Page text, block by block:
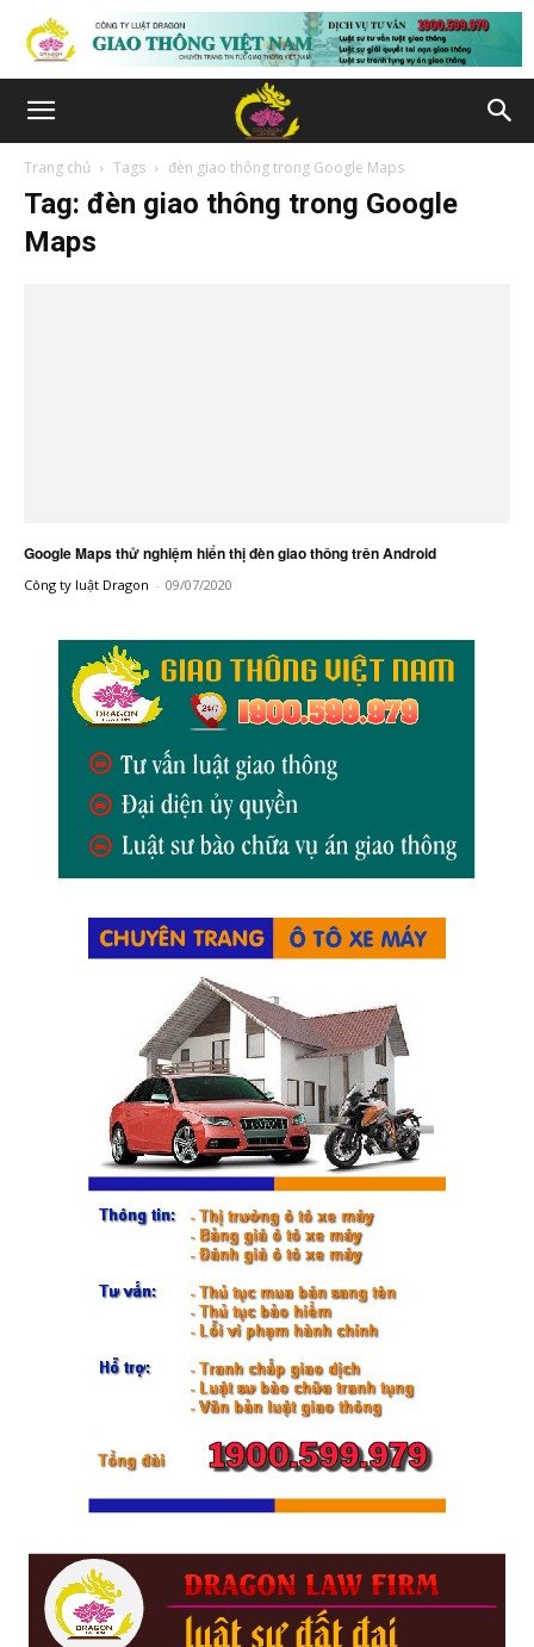
Trang chủ Tags đèn giao thông trong Google Maps
Tag: đèn giao thông trong Google
Maps
Google Maps thử nghiệm hiển thị đèn giao thông trên Android
Công ty luật Dragon - 09/07/2020